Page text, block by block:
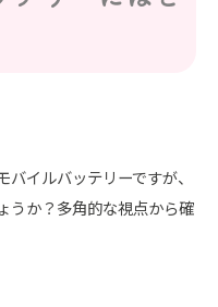
イルバッテリーですが、
うか？多角的な視点から確